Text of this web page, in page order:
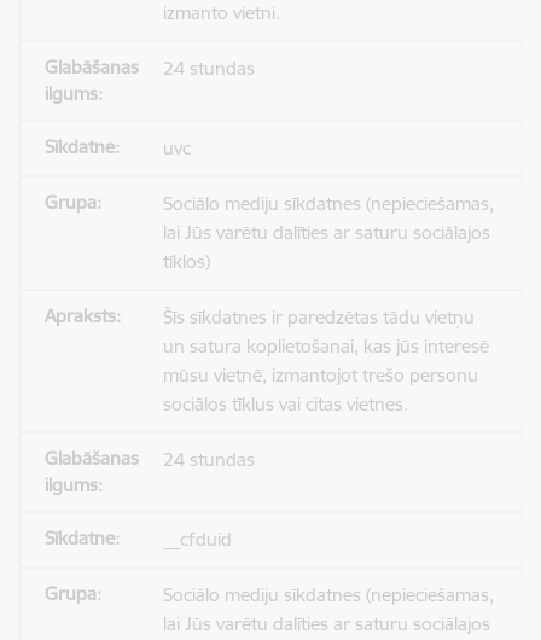
izmanto vietni.
24 stundas
uvc
Sociālo mediju sīkdatnes (nepieciešamas,
lai Jūs varētu dalīties ar saturu sociālajos
tīklos)
Šīs sīkdatnes ir paredzētas tādu vietņu
un satura koplietošanai, kas jūs interesē
mūsu vietnē, izmantojot trešo personu
sociālos tīklus vai citas vietnes.
24 stundas
__cfduid
Sociālo mediju sīkdatnes (nepieciešamas,
lai Jūs varētu dalīties ar saturu sociālajos